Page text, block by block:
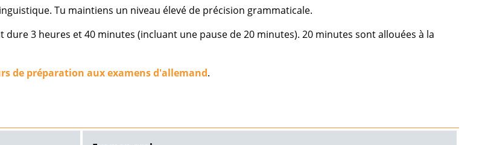
Tu maintiens un niveau élevé de précision grammaticale.
3 heures et 40 minutes (incluant une pause de 20 minutes). 20 minutes sont allouées à la
de préparation aux examens d'allemand.